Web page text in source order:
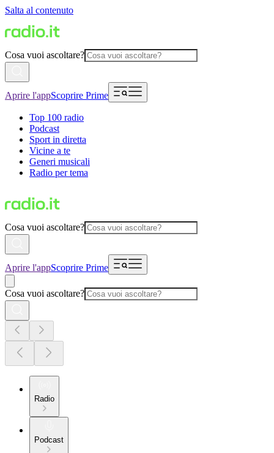
Salta al contenuto
Cosa vuoi ascoltare?
Aprire l'appScoprire Prime
Top 100 radio
Podcast
Sport in diretta
Vicine a te
Generi musicali
Radio per tema
Cosa vuoi ascoltare?
Aprire l'appScoprire Prime
Cosa vuoi ascoltare?
Radio
Podcast